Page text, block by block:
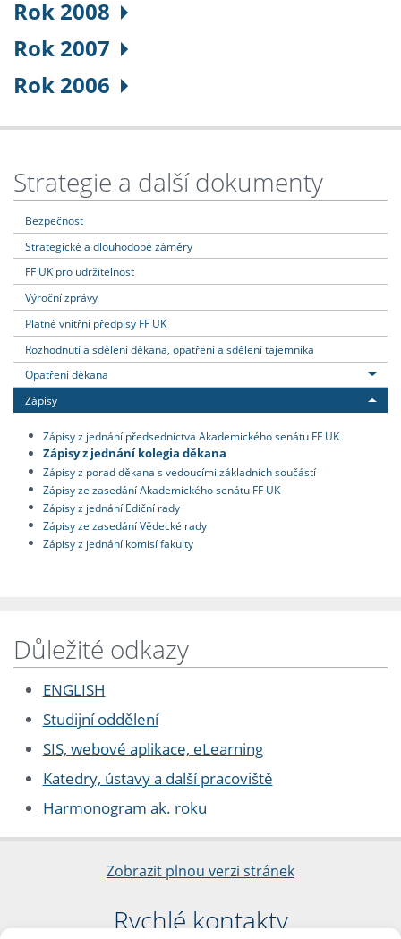
Rok 2008
Rok 2007
Rok 2006
Strategie a další dokumenty
Bezpečnost
Strategické a dlouhodobé záměry
FF UK pro udržitelnost
Výroční zprávy
Platné vnitřní předpisy FF UK
Rozhodnutí a sdělení děkana, opatření a sdělení tajemníka
Opatření děkana
Zápisy
Zápisy z jednání předsednictva Akademického senátu FF UK
Zápisy z jednání kolegia děkana
Zápisy z porad děkana s vedoucími základních součástí
Zápisy ze zasedání Akademického senátu FF UK
Zápisy z jednání Ediční rady
Zápisy ze zasedání Vědecké rady
Zápisy z jednání komisí fakulty
Důležité odkazy
ENGLISH
Studijní oddělení
SIS, webové aplikace, eLearning
Katedry, ústavy a další pracoviště
Harmonogram ak. roku
Zobrazit plnou verzi stránek
Rychlé kontakty